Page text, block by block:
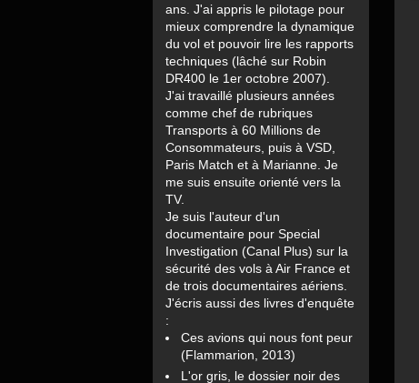
ans. J'ai appris le pilotage pour
mieux comprendre la dynamique
du vol et pouvoir lire les rapports
techniques (lâché sur Robin
DR400 le 1er octobre 2007).
J'ai travaillé plusieurs années
comme chef de rubriques
Transports à 60 Millions de
Consommateurs, puis à VSD,
Paris Match et à Marianne. Je
me suis ensuite orienté vers la
TV.
Je suis l'auteur d'un
documentaire pour Special
Investigation (Canal Plus) sur la
sécurité des vols à Air France et
de trois documentaires aériens.
J'écris aussi des livres d'enquête
:
Ces avions qui nous font peur
(Flammarion, 2013)
L'or gris, le dossier noir des